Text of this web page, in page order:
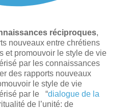
réciproques,
nouveaux entre chrétiens
et promouvoir le style de vie
par les connaissances
des rapports nouveaux
le style de vie
par le “dialogue de la
de l’unité: de